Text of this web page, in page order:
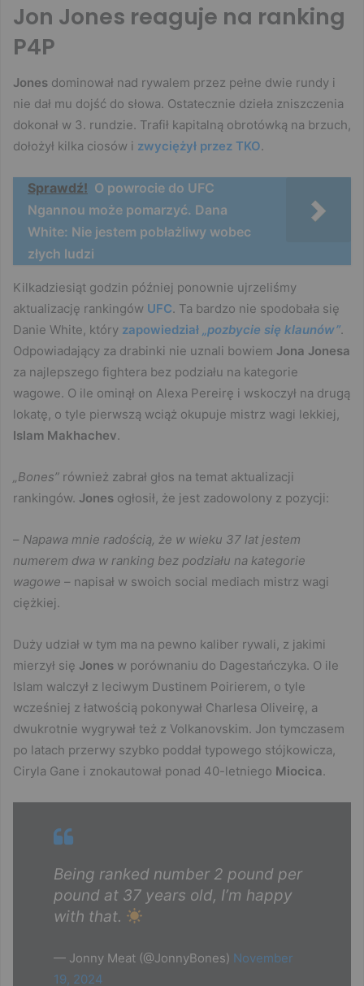
Jon Jones reaguje na ranking
P4P
Jones dominował nad rywalem przez pełne dwie rundy i
nie dał mu dojść do słowa. Ostatecznie dzieła zniszczenia
dokonał w 3. rundzie. Trafił kapitalną obrotówką na brzuch,
dołożył kilka ciosów i zwyciężył przez TKO.
Sprawdź! O powrocie do UFC
Ngannou może pomarzyć. Dana
White: Nie jestem pobłażliwy wobec
złych ludzi
Kilkadziesiąt godzin później ponownie ujrzeliśmy
aktualizację rankingów UFC. Ta bardzo nie spodobała się
Danie White, który zapowiedział „pozbycie się klaunów”.
Odpowiadający za drabinki nie uznali bowiem Jona Jonesa
za najlepszego fightera bez podziału na kategorie
wagowe. O ile ominął on Alexa Pereirę i wskoczył na drugą
lokatę, o tyle pierwszą wciąż okupuje mistrz wagi lekkiej,
Islam Makhachev.
„Bones” również zabrał głos na temat aktualizacji
rankingów. Jones ogłosił, że jest zadowolony z pozycji:
– Napawa mnie radością, że w wieku 37 lat jestem
numerem dwa w ranking bez podziału na kategorie
wagowe – napisał w swoich social mediach mistrz wagi
ciężkiej.
Duży udział w tym ma na pewno kaliber rywali, z jakimi
mierzył się Jones w porównaniu do Dagestańczyka. O ile
Islam walczył z leciwym Dustinem Poirierem, o tyle
wcześniej z łatwością pokonywał Charlesa Oliveirę, a
dwukrotnie wygrywał też z Volkanovskim. Jon tymczasem
po latach przerwy szybko poddał typowego stójkowicza,
Ciryla Gane i znokautował ponad 40-letniego Miocica.
Being ranked number 2 pound per
pound at 37 years old, I’m happy
with that.
— Jonny Meat (@JonnyBones) November
19, 2024